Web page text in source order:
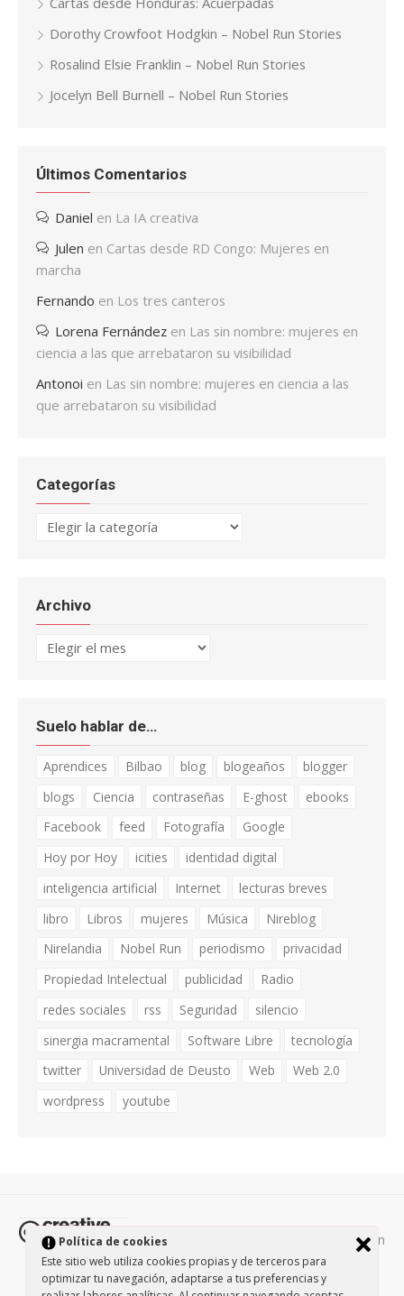
Política de cookies
Este sitio web utiliza cookies propias y de terceros para
optimizar tu navegación, adaptarse a tus preferencias y
Dorothy Crowfoot Hodgkin – Nobel Run Stories
Rosalind Elsie Franklin – Nobel Run Stories
Jocelyn Bell Burnell – Nobel Run Stories
Últimos Comentarios
Daniel en La IA creativa
Julen en Cartas desde RD Congo: Mujeres en
marcha
Fernando en Los tres canteros
Lorena Fernández en Las sin nombre: mujeres en
ciencia a las que arrebataron su visibilidad
Antonoi en Las sin nombre: mujeres en ciencia a las
que arrebataron su visibilidad
Categorías
Categorías
Archivo
Archivo
Suelo hablar de…
Aprendices Bilbao blog blogeaños
blogger
blogs
Ciencia contraseñas E-ghost
ebooks
Facebook
feed Fotografía
Google
Hoy por Hoy
icities
identidad digital
inteligencia artificial
Internet
lecturas breves
libro
Libros mujeres Música
Nireblog
Nirelandia
Nobel Run periodismo
privacidad
Propiedad Intelectual
publicidad
Radio
redes sociales
rss Seguridad
silencio
sinergia macramental
Software Libre
tecnología
twitter
Universidad de Deusto Web
Web 2.0
wordpress
youtube
Todos los contenidos de esta página están
protegidos por la licencia Creative Commons Attribution-
NonCommercial-ShareAlike 3.0. / Política de privacidad